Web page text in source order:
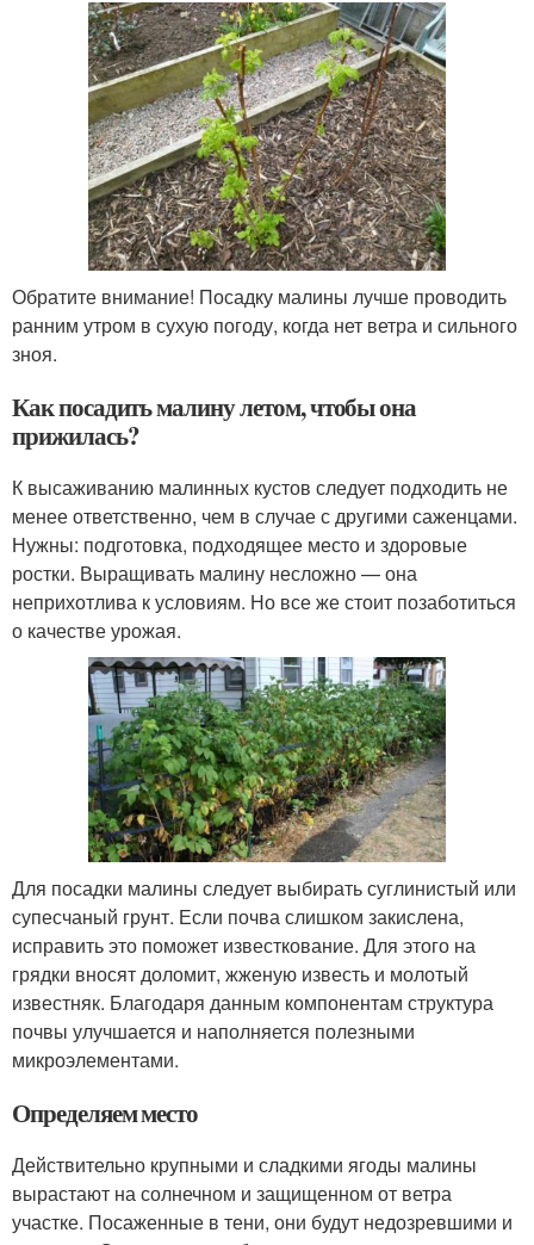
Обратите внимание! Посадку малины лучше проводить
ранним утром в сухую погоду, когда нет ветра и сильного
зноя.
Как посадить малину летом, чтобы она
прижилась?
К высаживанию малинных кустов следует подходить не
менее ответственно, чем в случае с другими саженцами.
Нужны: подготовка, подходящее место и здоровые
ростки. Выращивать малину несложно — она
неприхотлива к условиям. Но все же стоит позаботиться
о качестве урожая.
Для посадки малины следует выбирать суглинистый или
супесчаный грунт. Если почва слишком закислена,
исправить это поможет известкование. Для этого на
грядки вносят доломит, жженую известь и молотый
известняк. Благодаря данным компонентам структура
почвы улучшается и наполняется полезными
микроэлементами.
Определяем место
Действительно крупными и сладкими ягоды малины
вырастают на солнечном и защищенном от ветра
участке. Посаженные в тени, они будут недозревшими и